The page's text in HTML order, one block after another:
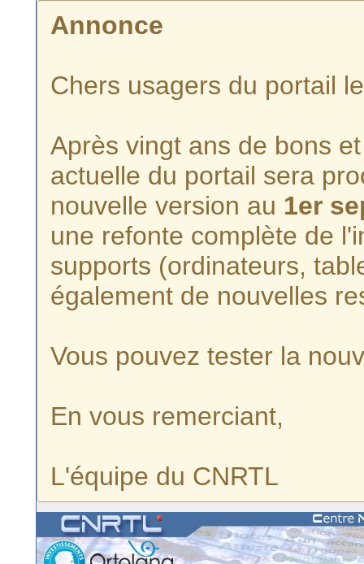
Annonce
Chers usagers du portail
Après vingt ans de bons
actuelle du portail sera
nouvelle version au 1er
une refonte complète de
supports (ordinateurs,
également de nouvelles
Vous pouvez tester la
En vous remerciant,
L'équipe du CNRTL